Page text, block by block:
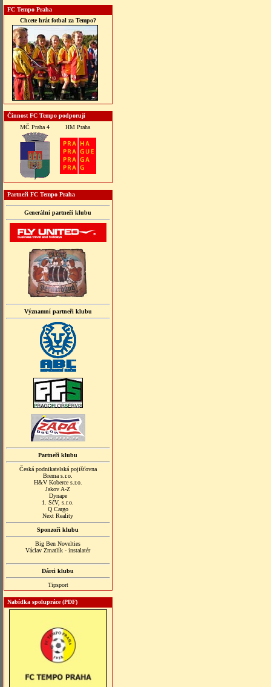
FC Tempo Praha
Chcete hrát fotbal za Tempo?
Činnost FC Tempo podporují
MČ Praha 4
HM Praha
Partneři FC Tempo Praha
Generální partneři klubu
Významní partneři klubu
Partneři klubu
Česká podnikatelská pojišťovna
Brema s.r.o.
H&V Koberce s.r.o.
Jakov A-Z
Dynape
1. SčV, s.r.o.
Q Cargo
Next Reality
Sponzoři klubu
Big Ben Novelties
Václav Zmatlík - instalatér
Dárci klubu
Tipsport
Nabídka spolupráce (PDF)